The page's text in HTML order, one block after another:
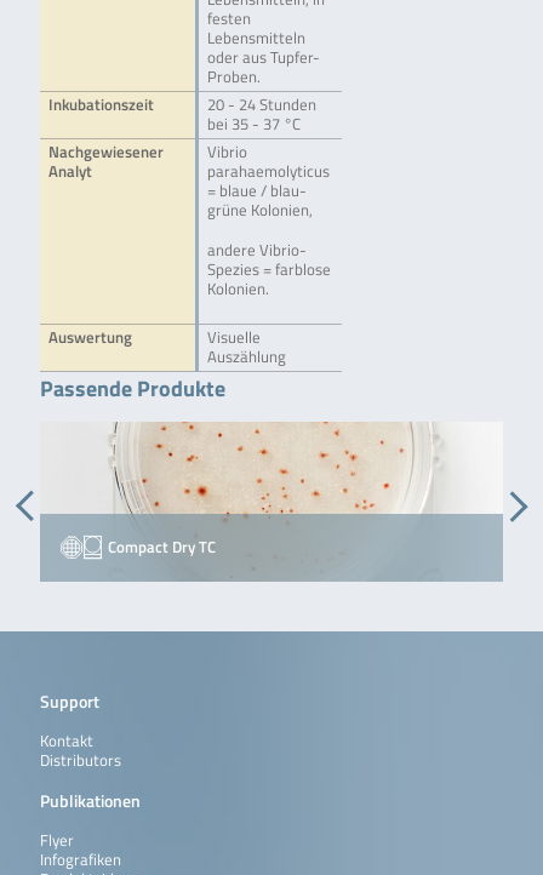
festen
Lebensmitteln
oder aus Tupfer-
Proben.
Inkubationszeit
20 - 24 Stunden
bei 35 - 37 °C
Nachgewiesener
Analyt
Vibrio
parahaemolyticus
= blaue / blau-
grüne Kolonien,
andere Vibrio-
Spezies = farblose
Kolonien.
Auswertung
Visuelle
Auszählung
Passende Produkte
Compact Dry TC
Support
Kontakt
Distributors
Publikationen
Flyer
Infografiken